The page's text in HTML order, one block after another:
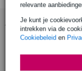
relevante
Je kunt je
intrekken via de
Cookiebeleid en
Accessoires (53)